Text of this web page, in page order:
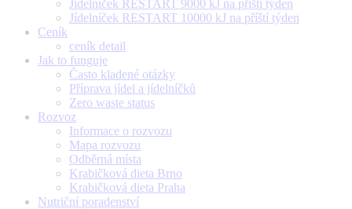
Jídelníček RESTART 9000 kJ na příští týden
Jídelníček RESTART 10000 kJ na příští týden
Ceník
ceník detail
Jak to funguje
Často kladené otázky
Příprava jídel a jídelníčků
Zero waste status
Rozvoz
Informace o rozvozu
Mapa rozvozu
Odběrná místa
Krabičková dieta Brno
Krabičková dieta Praha
Nutriční poradenství